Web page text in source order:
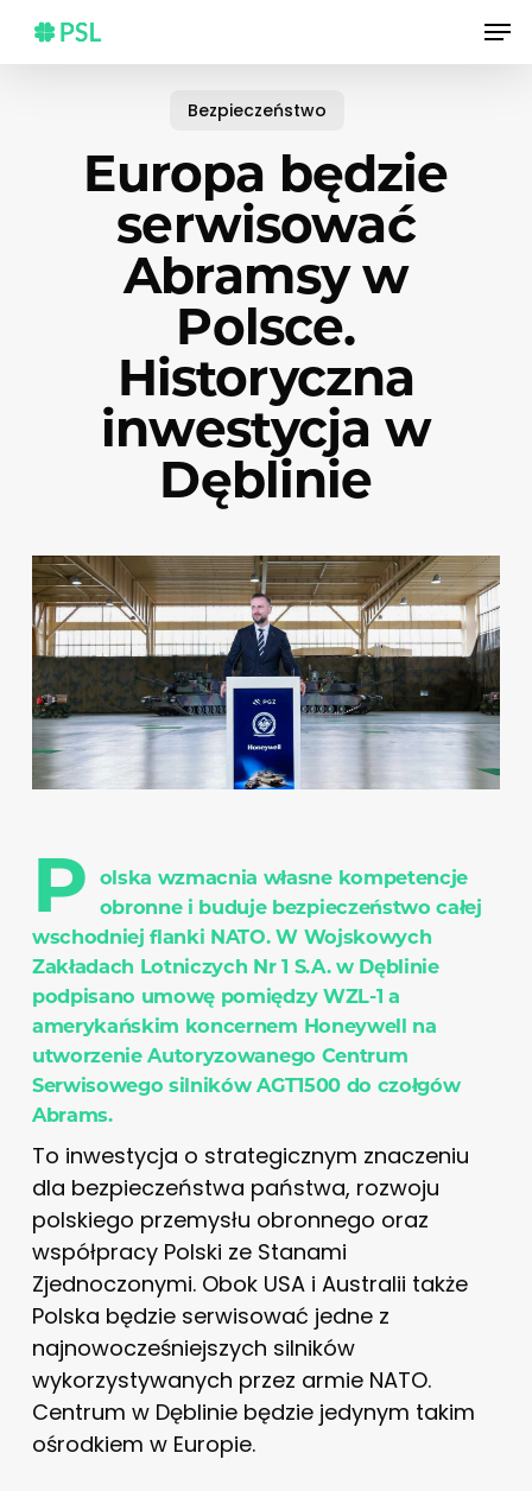
main
Bezpieczeństwo
Europa będzie
serwisować
Abramsy w
Polsce.
Historyczna
inwestycja w
Dęblinie
P olska wzmacnia własne kompetencje
obronne i buduje bezpieczeństwo całej
wschodniej flanki NATO. W Wojskowych
Zakładach Lotniczych Nr 1 S.A. w Dęblinie
podpisano umowę pomiędzy WZL-1 a
amerykańskim koncernem Honeywell na
utworzenie Autoryzowanego Centrum
Serwisowego silników AGT1500 do czołgów
Abrams.
To inwestycja o strategicznym znaczeniu
dla bezpieczeństwa państwa, rozwoju
polskiego przemysłu obronnego oraz
współpracy Polski ze Stanami
Zjednoczonymi. Obok USA i Australii także
Polska będzie serwisować jedne z
najnowocześniejszych silników
wykorzystywanych przez armie NATO.
Centrum w Dęblinie będzie jedynym takim
ośrodkiem w Europie.